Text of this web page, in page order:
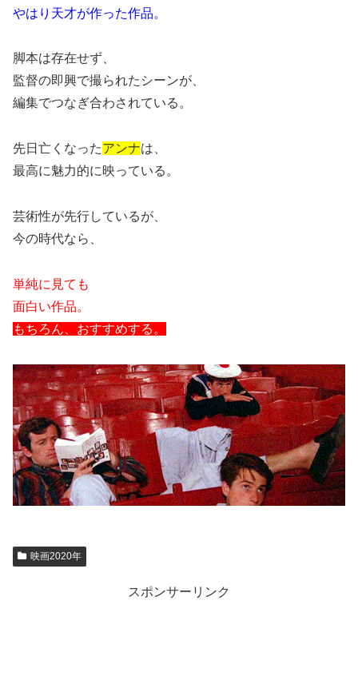
やはり天才が作った作品。
脚本は存在せず、
監督の即興で撮られたシーンが、
編集でつなぎ合わされている。
先日亡くなったアンナは、
最高に魅力的に映っている。
芸術性が先行しているが、
今の時代なら、
単純に見ても
面白い作品。
もちろん、おすすめする。
映画2020年
スポンサーリンク